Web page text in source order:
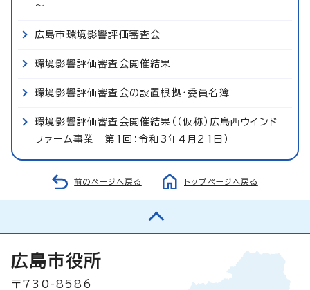
～
広島市環境影響評価審査会
環境影響評価審査会開催結果
環境影響評価審査会の設置根拠・委員名簿
環境影響評価審査会開催結果（（仮称）広島西ウインド
ファーム事業 第1回：令和3年4月21日）
前のページへ戻る トップページへ戻る
広島市役所
〒730-8586